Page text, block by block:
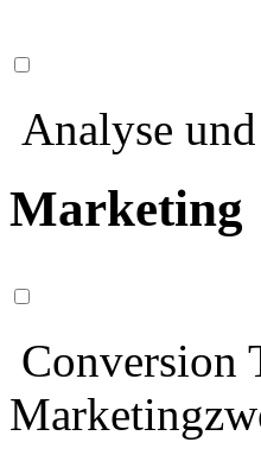
Analyse
Marketing
Conversion